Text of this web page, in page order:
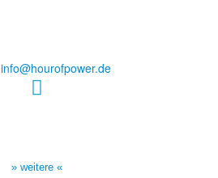
info@hourofpower.de
» weitere «